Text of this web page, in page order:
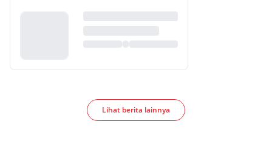
Lihat berita lainnya